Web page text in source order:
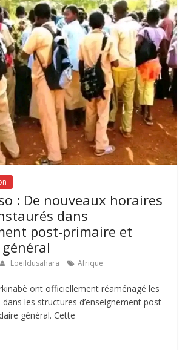
: De nouveaux horaires
dans
post-primaire et
Loeildusahara Afrique
ont officiellement réaménagé les
les structures d’enseignement post-
général. Cette